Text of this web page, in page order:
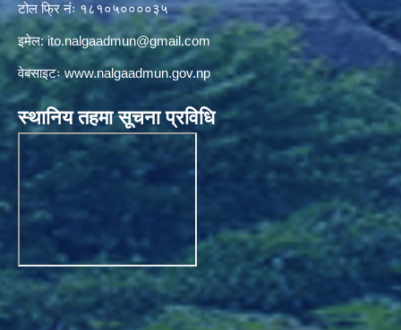
टोल फ्रि नंः १८१०५००००३५
इमेल:ito.nalgaadmun@gmail.com
वेबसाइटःwww.nalgaadmun.gov.np
स्थानिय तहमा सूचना प्रविधि